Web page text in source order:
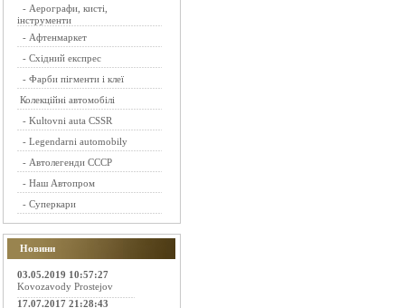
- Аерографи, кисті,
інструменти
- Афтенмаркет
- Східний експрес
- Фарби пігменти і клеї
Колекційні автомобілі
- Kultovni auta CSSR
- Legendarni automobily
- Автолегенди СССР
- Наш Автопром
- Суперкари
Новини
03.05.2019 10:57:27
Kovozavody Prostejov
17.07.2017 21:28:43